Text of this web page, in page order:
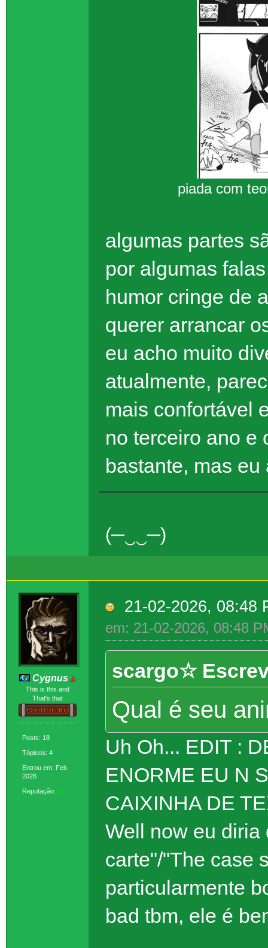
piada com
algumas partes
por algumas
humor cringe de
querer arrancar
eu acho muito
atualmente,
mais confortável
no terceiro ano e
bastante, mas
(─‿‿─)
Cygnus
This is this and
That's that
Posts: 18
Tópicos: 4
Entrou em: Feb
2026
Reputação: 5
21-02-2026, 08:48
em: 21-02-2026, 08:48
scargo☆
Qual é seu
Uh Oh... EDIT :
ENORME EU N
CAIXINHA DE
Well now eu diria
carte"/"The case
particularmente
bad tbm, ele é